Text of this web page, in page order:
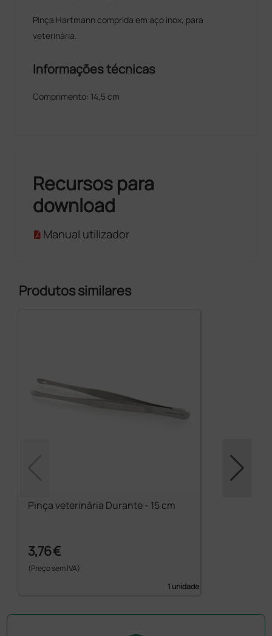
Pinça Hartmann comprida em aço inox, para
veterinária.
Informações técnicas
Comprimento: 14,5 cm
Recursos para
download
Manual utilizador
Produtos similares
Pinça veterinária Durante - 15 cm
3,76 €
(Preço sem IVA)
1 unidade